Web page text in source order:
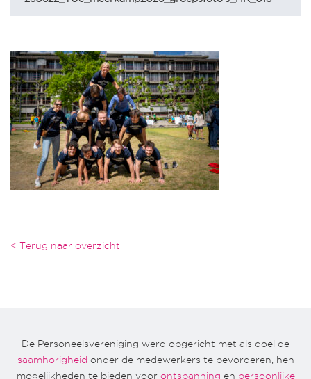
< Terug naar overzicht
De Personeelsvereniging werd opgericht met als doel de
saamhorigheid onder de medewerkers te bevorderen, hen
mogelijkheden te bieden voor ontspanning en persoonlijke